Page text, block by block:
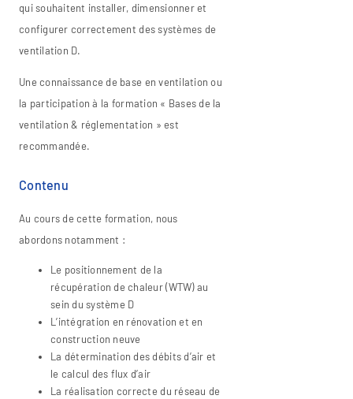
qui souhaitent installer, dimensionner et
configurer correctement des systèmes de
ventilation D.
Une connaissance de base en ventilation ou
la participation à la formation « Bases de la
ventilation & réglementation » est
recommandée.
Contenu
Au cours de cette formation, nous
abordons notamment :
Le positionnement de la
récupération de chaleur (WTW) au
sein du système D
L’intégration en rénovation et en
construction neuve
La détermination des débits d’air et
le calcul des flux d’air
La réalisation correcte du réseau de